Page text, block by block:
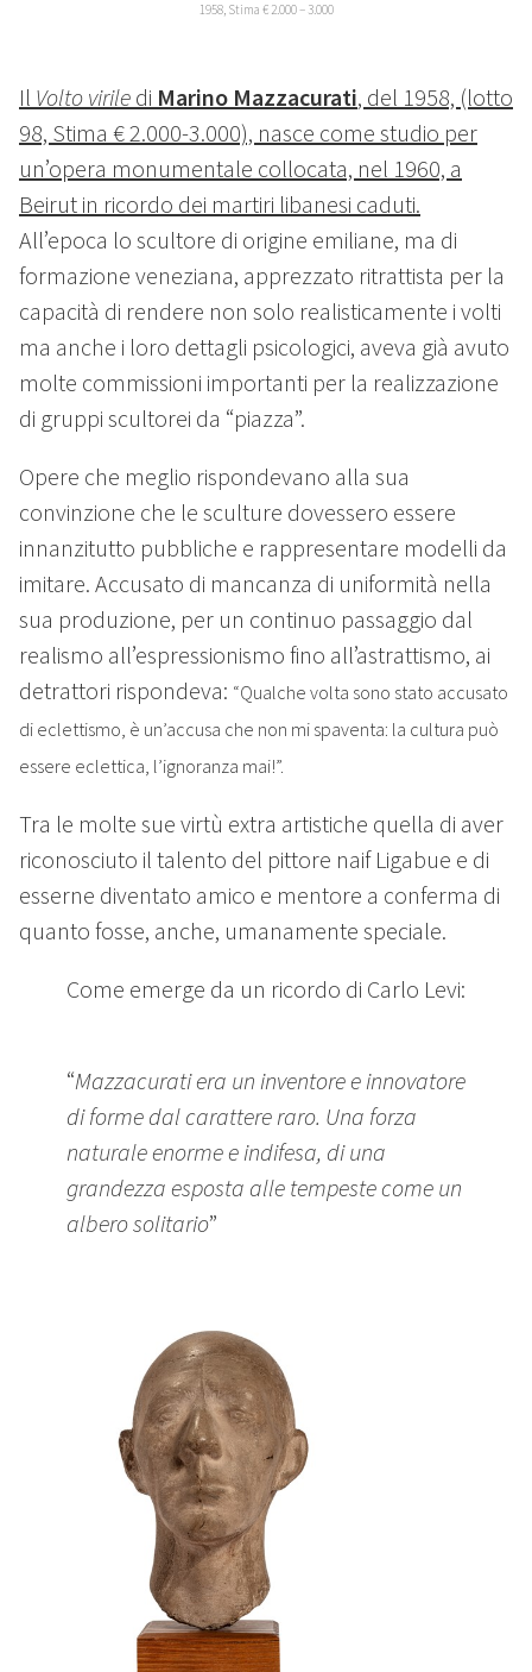
1958, Stima € 2.000 – 3.000
Il Volto virile di Marino Mazzacurati, del 1958, (lotto
98, Stima € 2.000-3.000), nasce come studio per
un’opera monumentale collocata, nel 1960, a
Beirut in ricordo dei martiri libanesi caduti.
All’epoca lo scultore di origine emiliane, ma di
formazione veneziana, apprezzato ritrattista per la
capacità di rendere non solo realisticamente i volti
ma anche i loro dettagli psicologici, aveva già avuto
molte commissioni importanti per la realizzazione
di gruppi scultorei da “piazza”.
Opere che meglio rispondevano alla sua
convinzione che le sculture dovessero essere
innanzitutto pubbliche e rappresentare modelli da
imitare. Accusato di mancanza di uniformità nella
sua produzione, per un continuo passaggio dal
realismo all’espressionismo fino all’astrattismo, ai
detrattori rispondeva: “Qualche volta sono stato accusato
di eclettismo, è un’accusa che non mi spaventa: la cultura può
essere eclettica, l’ignoranza mai!”.
Tra le molte sue virtù extra artistiche quella di aver
riconosciuto il talento del pittore naif Ligabue e di
esserne diventato amico e mentore a conferma di
quanto fosse, anche, umanamente speciale.
Come emerge da un ricordo di Carlo Levi:
“Mazzacurati era un inventore e innovatore
di forme dal carattere raro. Una forza
naturale enorme e indifesa, di una
grandezza esposta alle tempeste come un
albero solitario”